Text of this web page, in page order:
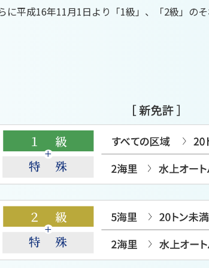
に平成16年11月1日より「1級」、「2級」の